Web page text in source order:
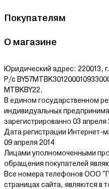
Покупателям
О магазине
Юридический адрес: 220013,
Р/с
MTBKBY22.
В едином государственном
индивидуальных
зарегистрированно 03 апреля
Дата регистрации Интернет-
09 апреля 2014
Лицами уполномоченными
обращения покупателей
Все номера телефонов ООО
страницах сайта, являются в